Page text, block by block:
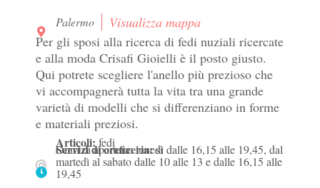
Palermo
Visualizza mappa
Per gli sposi alla ricerca di fedi nuziali ricercate
e alla moda Crisafi Gioielli è il posto giusto.
Qui potrete scegliere l'anello più prezioso che
vi accompagnerà tutta la vita tra una grande
varietà di modelli che si differenziano in forme
e materiali preziosi.
Articoli:fedi
Servizi di oreficeria:si
Orari di apertura: lunedì dalle 16,15 alle 19,45, dal
martedì al sabato dalle 10 alle 13 e dalle 16,15 alle
19,45